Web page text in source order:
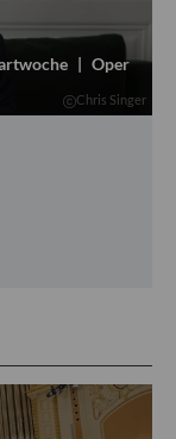
| Oper
Chris Singer